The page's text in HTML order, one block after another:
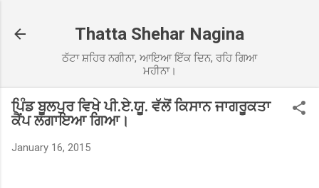
Thatta Shehar Nagina
ਠੱਟਾ ਸ਼ਹਿਰ ਨਗੀਨਾ, ਆਇਆ ਇੱਕ ਦਿਨ, ਰਹਿ ਗਿਆ
ਮਹੀਨਾ।
ਪਿੰਡ ਬੂਲਪੁਰ ਵਿਖੇ ਪੀ.ਏ.ਯੂ. ਵੱਲੋਂ ਕਿਸਾਨ ਜਾਗਰੂਕਤਾ
ਕੈਂਪ ਲਗਾਇਆ ਗਿਆ।
January 16, 2015